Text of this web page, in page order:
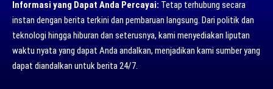
Informasi yang Dapat Anda Percayai: Tetap terhubung secara
instan dengan berita terkini dan pembaruan langsung. Dari politik dan
teknologi hingga hiburan dan seterusnya, kami menyediakan liputan
waktu nyata yang dapat Anda andalkan, menjadikan kami sumber yang
dapat diandalkan untuk berita 24/7.